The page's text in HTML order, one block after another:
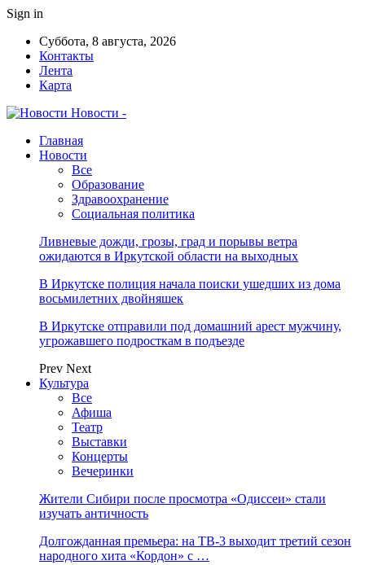
Sign in
Суббота, 8 августа, 2026
Контакты
Лента
Карта
Новости -
Главная
Новости
Все
Образование
Здравоохранение
Социальная политика
Ливневые дожди, грозы, град и порывы ветра
ожидаются в Иркутской области на выходных
В Иркутске полиция начала поиски ушедших из дома
восьмилетних двойняшек
В Иркутске отправили под домашний арест мужчину,
угрожавшего подросткам в подъезде
Prev Next
Культура
Все
Афиша
Театр
Выставки
Концерты
Вечеринки
Жители Сибири после просмотра «Одиссеи» стали
изучать античность
Долгожданная премьера: на ТВ-3 выходит третий сезон
народного хита «Кордон» с …